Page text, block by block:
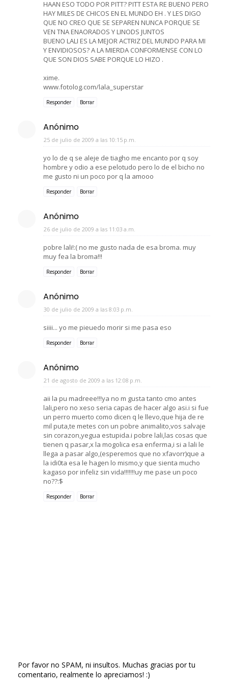
HAAN ESO TODO POR PITT? PITT ESTA RE BUENO PERO
HAY MILES DE CHICOS EN EL MUNDO EH . Y LES DIGO
QUE NO CREO QUE SE SEPAREN NUNCA PORQUE SE
VEN TNA ENAORADOS Y LINODS JUNTOS
BUENO LALI ES LA MEJOR ACTRIZ DEL MUNDO PARA MI
Y ENVIDIOSOS? A LA MIERDA CONFORMENSE CON LO
QUE SON DIOS SABE PORQUE LO HIZO .
xime.
www.fotolog.com/lala_superstar
Responder Borrar
Anónimo
25 de julio de 2009 a las 10:15 p.m.
yo lo de q se aleje de tiagho me encanto por q soy
hombre y odio a ese pelotudo pero lo de el bicho no
me gusto ni un poco por q la amooo
Responder Borrar
Anónimo
26 de julio de 2009 a las 11:03 a.m.
pobre lali!:( no me gusto nada de esa broma. muy
muy fea la broma!!!
Responder Borrar
Anónimo
30 de julio de 2009 a las 8:03 p.m.
siiii... yo me pieuedo morir si me pasa eso
Responder Borrar
Anónimo
21 de agosto de 2009 a las 12:08 p.m.
aii la pu madreee!!!ya no m gusta tanto cmo antes
lali,pero no xeso seria capas de hacer algo asi.i si fue
un perro muerto como dicen q le llevo,que hija de re
mil puta,te metes con un pobre animalito,vos salvaje
sin corazon,yegua estupida.i pobre lali,las cosas que
tienen q pasar,x la mogolica esa enferma,i si a lali le
llega a pasar algo,(esperemos que no xfavorr)que a
la idi0ta esa le hagen lo mismo,y que sienta mucho
kagaso por infeliz sin vida!!!!!!!uy me pase un poco
no??:$
Responder Borrar
Por favor no SPAM, ni insultos. Muchas gracias por tu
comentario, realmente lo apreciamos! :)